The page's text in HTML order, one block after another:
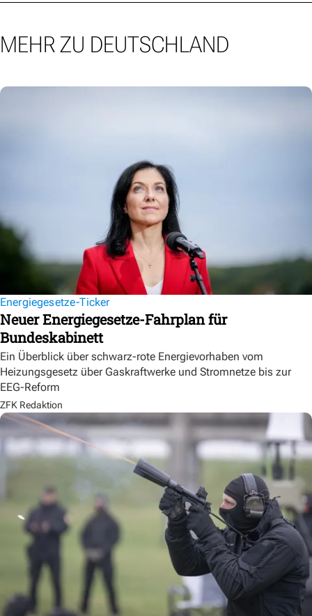
MEHR ZU DEUTSCHLAND
Energiegesetze-Ticker
Neuer Energiegesetze-Fahrplan für
Bundeskabinett
Ein Überblick über schwarz-rote Energievorhaben vom
Heizungsgesetz über Gaskraftwerke und Stromnetze bis zur
EEG-Reform
ZFK Redaktion